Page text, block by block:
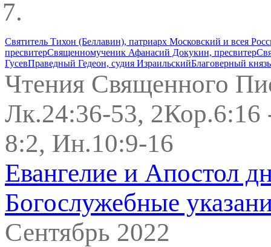
Святитель Тихон (Беллавин), патриарх Московский и всея
пресвитерСвященномученик Афанасий Докукин, пресвитер
ГусевПраведный Гедеон, судия ИзраильскийБлаговерный
Чтения Священного
Лк.24:36-53,
8:2, Ин.10:9-16
Евангелие и Апостол
Богослужебные
Сентябрь 2022